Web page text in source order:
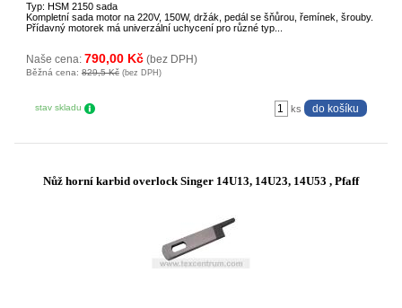
Typ: HSM 2150 sada
Kompletní sada motor na 220V, 150W, držák, pedál se šňůrou, řemínek, šrouby.
Přídavný motorek má univerzální uchycení pro různé typ...
Naše cena: 790,00 Kč (bez DPH)
Běžná cena: 829,5 Kč (bez DPH)
stav skladu ks
Nůž horní karbid overlock Singer 14U13, 14U23, 14U53 , Pfaff